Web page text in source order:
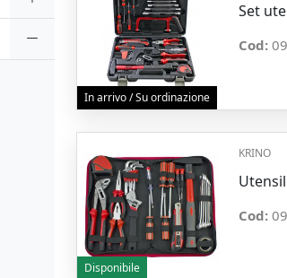
In arrivo / Su ordinazione
Set
Cod:
Disponibile
KRINO
Cod: